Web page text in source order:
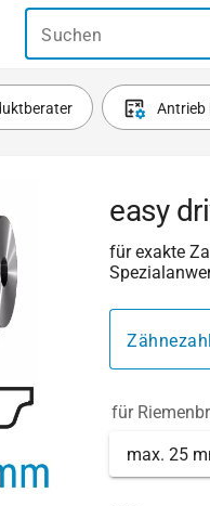
Suchen
Antrieb
easy
für exakte
Zähnezahl
für
max. 25